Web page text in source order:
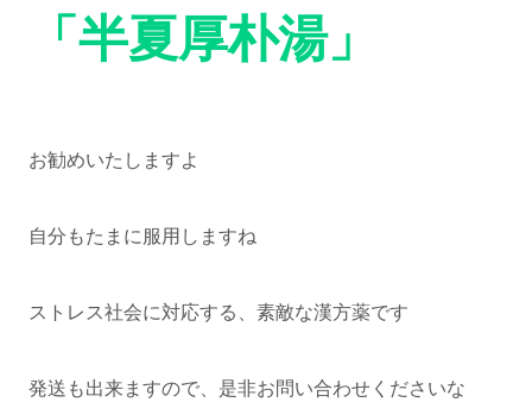
「半夏厚朴湯」
お勧めいたしますよ
自分もたまに服用しますね
ストレス社会に対応する、素敵な漢方薬です
発送も出来ますので、是非お問い合わせくださいな